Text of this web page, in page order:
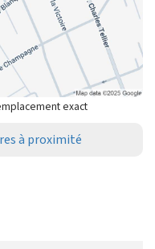
exact
à proximité